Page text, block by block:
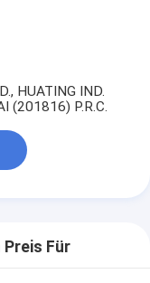
HUATING IND.
(201816) P.R.C.
Preis Für